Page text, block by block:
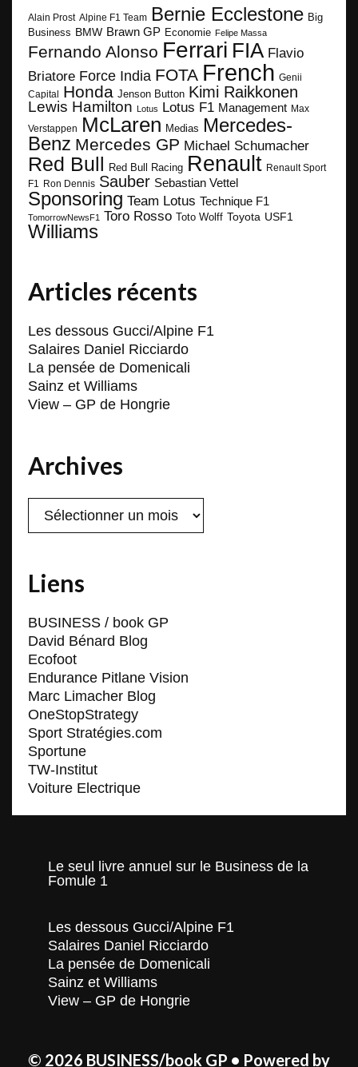
Alain Prost Alpine F1 Team Bernie Ecclestone Big
Business BMW Brawn GP Economie Felipe Massa
Fernando Alonso Ferrari FIA Flavio
Briatore Force India FOTA French Genii
Capital
Honda Jenson Button Kimi Raikkonen
Lewis Hamilton Lotus Lotus F1 Management Max
Verstappen McLaren Medias
Mercedes-
Benz Mercedes GP Michael Schumacher
Red Bull Red Bull Racing Renault Renault Sport
F1 Ron Dennis Sauber Sebastian Vettel
Sponsoring Team Lotus Technique F1
TomorrowNewsF1 Toro Rosso Toto Wolff Toyota USF1
Williams
Articles récents
Les dessous Gucci/Alpine F1
Salaires Daniel Ricciardo
La pensée de Domenicali
Sainz et Williams
View – GP de Hongrie
Archives
Liens
BUSINESS / book GP
David Bénard Blog
Ecofoot
Endurance Pitlane Vision
Marc Limacher Blog
OneStopStrategy
Sport Stratégies.com
Sportune
TW-Institut
Voiture Electrique
Le seul livre annuel sur le Business de la
Fomule 1
Les dessous Gucci/Alpine F1
Salaires Daniel Ricciardo
La pensée de Domenicali
Sainz et Williams
View – GP de Hongrie
© 2026 BUSINESS/book GP • Powered by